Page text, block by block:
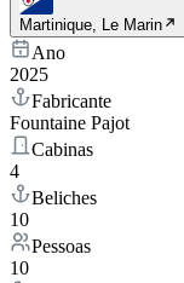
Martinique, Le Marin
Ano
2025
Fabricante
Fountaine Pajot
Cabinas
4
Beliches
10
Pessoas
10